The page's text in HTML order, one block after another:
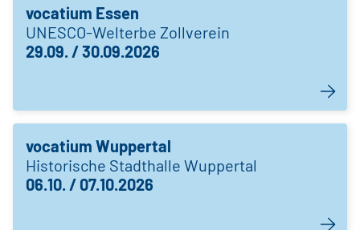
vocatium Essen
UNESCO-Welterbe Zollverein
29.09. / 30.09.2026
vocatium Wuppertal
Historische Stadthalle Wuppertal
06.10. / 07.10.2026